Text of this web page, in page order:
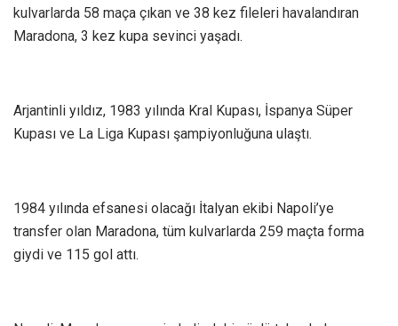
kulvarlarda 58 maça çıkan ve 38 kez fileleri havalandıran
Maradona, 3 kez kupa sevinci yaşadı.
Arjantinli yıldız, 1983 yılında Kral Kupası, İspanya Süper
Kupası ve La Liga Kupası şampiyonluğuna ulaştı.
1984 yılında efsanesi olacağı İtalyan ekibi Napoli’ye
transfer olan Maradona, tüm kulvarlarda 259 maçta forma
giydi ve 115 gol attı.